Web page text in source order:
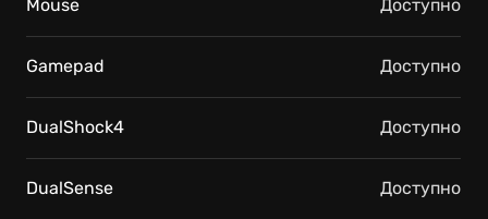
Mouse Доступно
Gamepad Доступно
DualShock4 Доступно
DualSense Доступно